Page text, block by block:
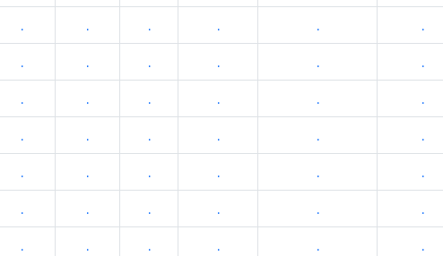
. . . . . .
. . . . . .
. . . . . .
. . . . . .
. . . . . .
. . . . . .
. . . . . .